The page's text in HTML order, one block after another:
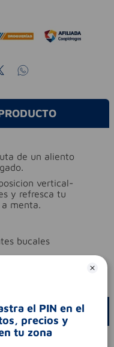
de un aliento
vertical-
y refresca tu
menta.
bucales
un comentario
el PIN en el
precios y
tu zona